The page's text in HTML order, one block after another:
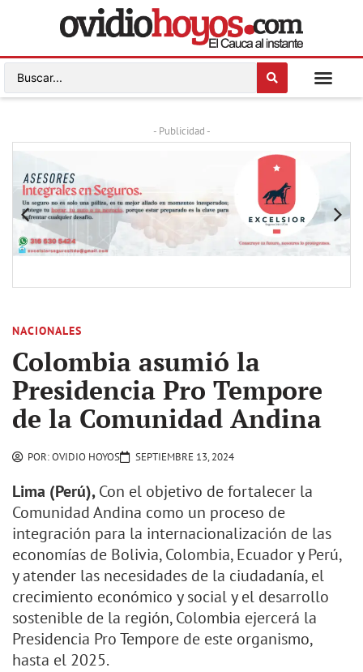
- Publicidad -
NACIONALES
Colombia asumió la
Presidencia Pro Tempore
de la Comunidad Andina
POR:OVIDIO HOYOS SEPTIEMBRE 13, 2024
Lima (Perú),Con el objetivo defortalecer la
Comunidad Andina como un proceso de
integración para la internacionalización de las
economías de Bolivia, Colombia, Ecuador y Perú,
y atender las necesidades de la ciudadanía, el
crecimiento económico y social y el desarrollo
sostenible de la región, Colombia ejercerá la
Presidencia Pro Tempore de este organismo,
hasta el 2025.